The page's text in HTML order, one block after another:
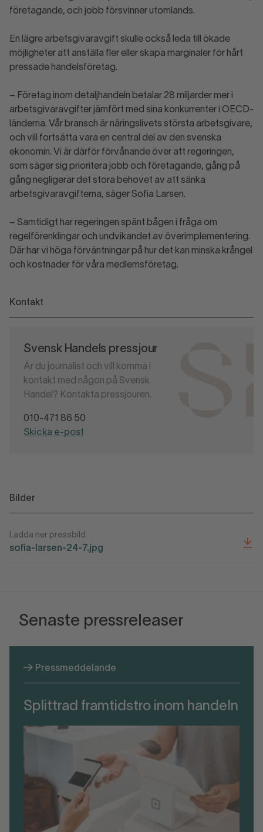
företagande, och jobb försvinner utomlands.
En lägre arbetsgivaravgift skulle också leda till ökade
möjligheter att anställa fler eller skapa marginaler för hårt
pressade handelsföretag.
– Företag inom detaljhandeln betalar 28 miljarder mer i
arbetsgivaravgifter jämfört med sina konkurrenter i OECD-
länderna. Vår bransch är näringslivets största arbetsgivare,
och vill fortsätta vara en central del av den svenska
ekonomin. Vi är därför förvånande över att regeringen,
som säger sig prioritera jobb och företagande, gång på
gång negligerar det stora behovet av att sänka
arbetsgivaravgifterna, säger Sofia Larsen.
– Samtidigt har regeringen spänt bågen i fråga om
regelförenklingar och undvikandet av överimplementering.
Där har vi höga förväntningar på hur det kan minska krångel
och kostnader för våra medlemsföretag.
Kontakt
Svensk Handels pressjour
Är du journalist och vill komma i
kontakt med någon på Svensk
Handel? Kontakta pressjouren.
010-471 86 50
Skicka e-post
Bilder
Ladda ner pressbild
sofia-larsen-24-7.jpg
Senaste pressreleaser
Pressmeddelande
Splittrad framtidstro inom handeln